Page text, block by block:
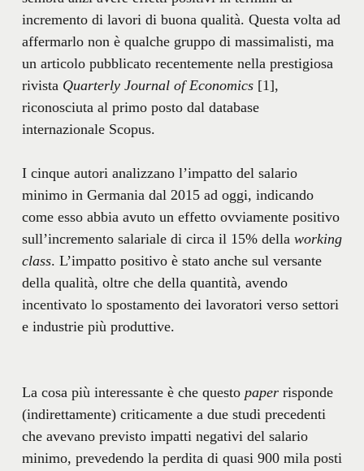
incremento di lavori di buona qualità. Questa volta ad
affermarlo non è qualche gruppo di massimalisti, ma
un articolo pubblicato recentemente nella prestigiosa
rivista Quarterly Journal of Economics[1],
riconosciuta al primo posto dal database
internazionale Scopus.
I cinque autori analizzano l’impatto del salario
minimo in Germania dal 2015 ad oggi, indicando
come esso abbia avuto un effetto ovviamente positivo
sull’incremento salariale di circa il 15% della working
class. L’impatto positivo è stato anche sul versante
della qualità, oltre che della quantità, avendo
incentivato lo spostamento dei lavoratori verso settori
e industrie più produttive.
La cosa più interessante è che questo paperrisponde
(indirettamente) criticamente a due studi precedenti
che avevano previsto impatti negativi del salario
minimo, prevedendo la perdita di quasi 900 mila posti